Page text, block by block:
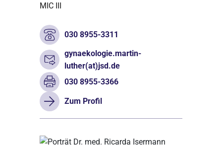
MIC III
030 8955-3311
gynaekologie.martin-
luther(at)jsd.de
030 8955-3366
Zum Profil